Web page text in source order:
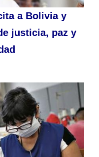
a Bolivia y
justicia, paz y